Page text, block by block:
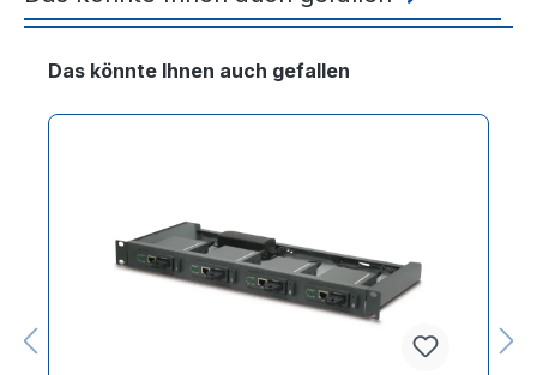
Produktgalerie überspringen
Das könnte Ihnen auch gefallen